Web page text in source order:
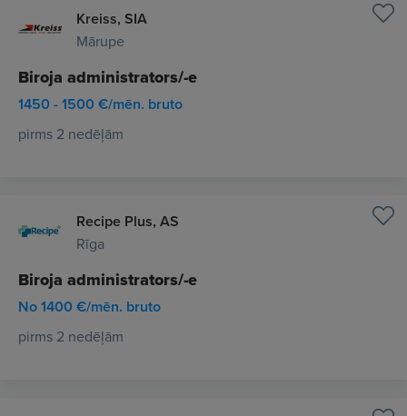
Kreiss, SIA
Mārupe
Biroja administrators/-e
1450 - 1500 €/mēn. bruto
pirms 2 nedēļām
Recipe Plus, AS
Rīga
Biroja administrators/-e
No 1400 €/mēn. bruto
pirms 2 nedēļām